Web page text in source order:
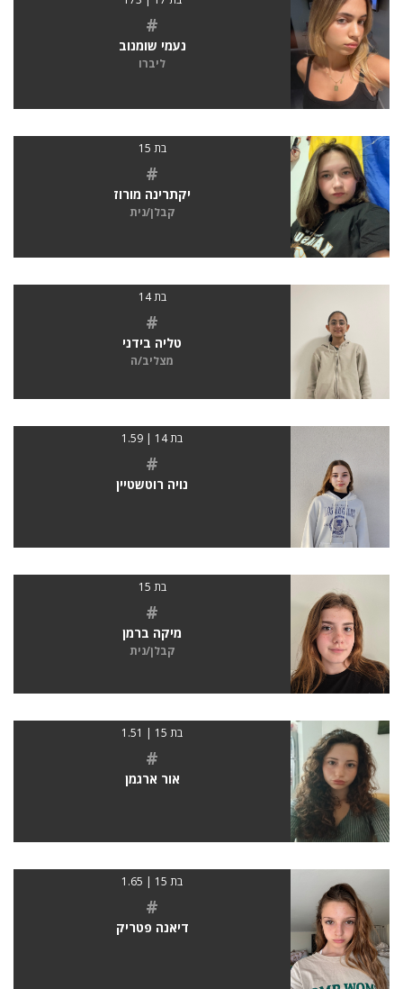
#
נעמי שומנוב
ליברו
בת 15
#
יקתרינה מורוז
קבלן/נית
בת 14
#
טליה בידני
מצליב/ה
בת 14 | 1.59
#
נויה רוטשטיין
בת 15
#
מיקה ברמן
קבלן/נית
בת 15 | 1.51
#
אור ארגמן
בת 15 | 1.65
#
דיאנה פטריק